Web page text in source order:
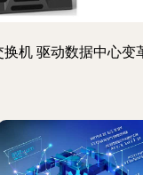
换机 驱动数据中心变